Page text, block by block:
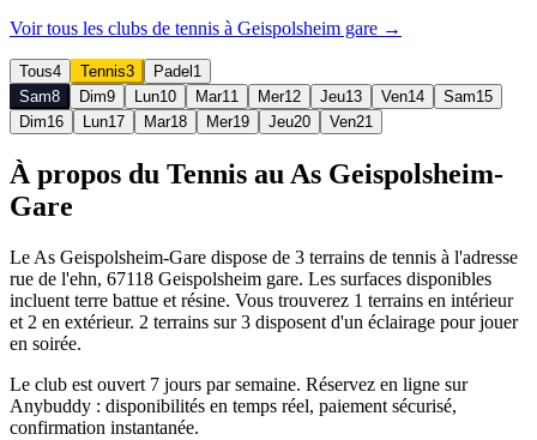
Voir tous les clubs de tennis à Geispolsheim gare →
Tous4 Tennis3 Padel 1
Sam8 Dim9 Lun10 Mar11 Mer12 Jeu13 Ven14 Sam15
Dim16 Lun17 Mar18 Mer19 Jeu20 Ven21
À propos du Tennis au As Geispolsheim-
Gare
Le As Geispolsheim-Gare dispose de 3 terrains de tennis à l'adresse
rue de l'ehn, 67118 Geispolsheim gare. Les surfaces disponibles
incluent terre battue et résine. Vous trouverez 1 terrains en intérieur
et 2 en extérieur. 2 terrains sur 3 disposent d'un éclairage pour jouer
en soirée.
Le club est ouvert 7 jours par semaine. Réservez en ligne sur
Anybuddy : disponibilités en temps réel, paiement sécurisé,
confirmation instantanée.